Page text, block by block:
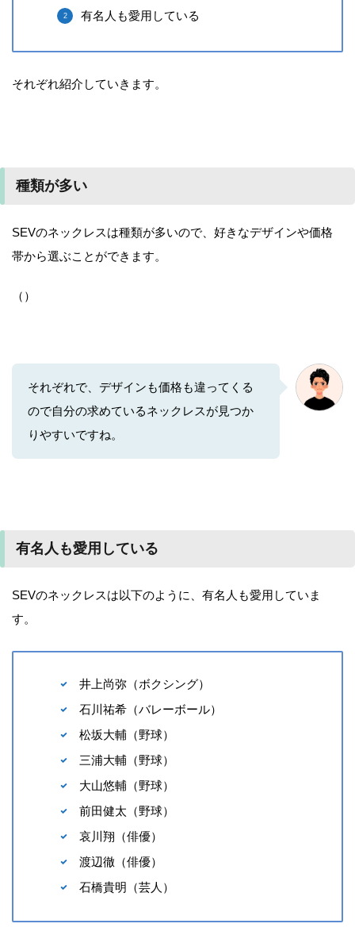
有名人も愛用している
それぞれ紹介していきます。
種類が多い
SEVのネックレスは種類が多いので、好きなデザインや価格
帯から選ぶことができます。
（）
それぞれで、デザインも価格も違ってくる
ので自分の求めているネックレスが見つか
りやすいですね。
有名人も愛用している
SEVのネックレスは以下のように、有名人も愛用していま
す。
井上尚弥（ボクシング）
石川祐希（バレーボール）
松坂大輔（野球）
三浦大輔（野球）
大山悠輔（野球）
前田健太（野球）
哀川翔（俳優）
渡辺徹（俳優）
石橋貴明（芸人）